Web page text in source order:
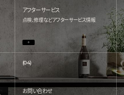
アフターサービス
点検、修理などアフターサービス情報
(04)
お問い合わせ